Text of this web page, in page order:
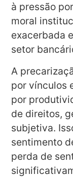
à pressão
moral
exacerbada
setor
A
por vínculos
por
de direitos,
subjetiva.
sentimento
perda de